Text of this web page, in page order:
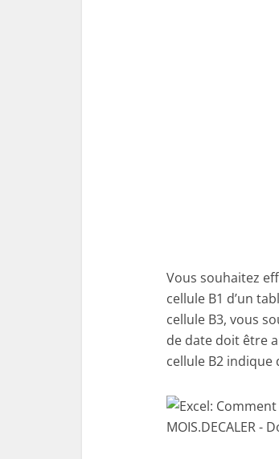
Vous souhaitez
cellule B1 d’un
cellule B3, vous
de date doit être
cellule B2 indique